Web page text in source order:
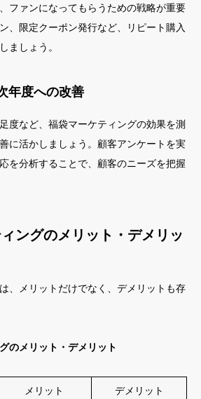
ファンになってもらうための戦略が重要
、限定クーポン発行など、リピート購入
ましょう。
年度への改善
度など、福袋マーケティングの効果を測
に活かしましょう。顧客アンケートを実
を分析することで、顧客のニーズを把握
ングのメリット・デメリッ
、メリットだけでなく、デメリットも存
のメリット・デメリット
メリット デメリット